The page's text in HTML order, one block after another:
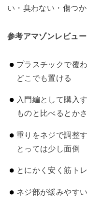
い・臭わない・傷つか
参考アマゾンレビュー
プラスチックで覆
どこでも置ける
入門編として購入
ものと比べるとか
重りをネジで調整
とっては少し面倒
とにかく安く筋ト
ネジ部が緩みやす